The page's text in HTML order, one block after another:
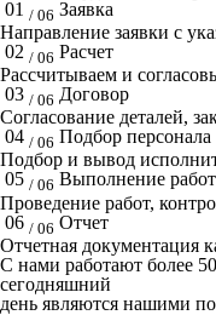
01 / 06 Заявка
Направление заявки с
02 / 06 Расчет
Рассчитываем и
03 / 06 Договор
Согласование деталей,
04 / 06 Подбор персонала
Подбор и вывод
05 / 06 Выполнение работ
Проведение работ,
06 / 06 Отчет
Отчетная документация
C нами работают более 50
сегодняшний
день являются нашими